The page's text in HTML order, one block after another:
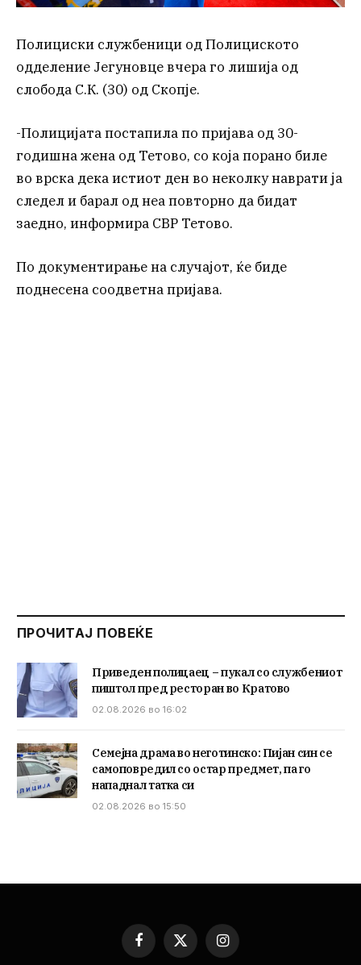
Полициски службеници од Полициското
одделение Јегуновце вчера го лишија од
слобода С.К. (30) од Скопје.
-Полицијата постапила по пријава од 30-
годишна жена од Тетово, со која порано биле
во врска дека истиот ден во неколку наврати ја
следел и барал од неа повторно да бидат
заедно, информира СВР Тетово.
По документирање на случајот, ќе биде
поднесена соодветна пријава.
ПРОЧИТАЈ ПОВЕЌЕ
Приведен полицаец – пукал со службениот
пиштол пред ресторан во Кратово
02.08.2026 во 16:02
Семејна драма во неготинско: Пијан син се
самоповредил со остар предмет, па го
нападнал татка си
02.08.2026 во 15:50
Facebook
X
Instagram